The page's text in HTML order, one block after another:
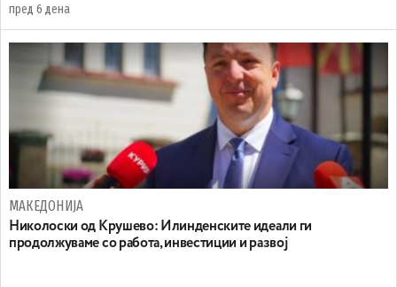
пред 6 дена
МАКЕДОНИЈА
Николоски од Крушево: Илинденските идеали ги
продолжуваме со работа, инвестиции и развој